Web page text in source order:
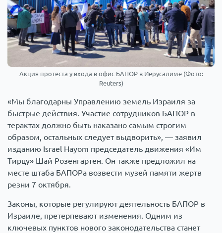
Акция протеста у входа в офис БАПОР в Иерусалиме (Фото:
Reuters)
«Мы благодарны Управлению земель Израиля за
быстрые действия. Участие сотрудников БАПОР в
терактах должно быть наказано самым строгим
образом, остальных следует выдворить», — заявил
изданию Israel Hayom председатель движения «Им
Тирцу» Шай Розенгартен. Он также предложил на
месте штаба БАПОРа возвести музей памяти жертв
резни 7 октября.
Законы, которые регулируют деятельность БАПОР в
Израиле, претерпевают изменения. Одним из
ключевых пунктов нового законодательства станет